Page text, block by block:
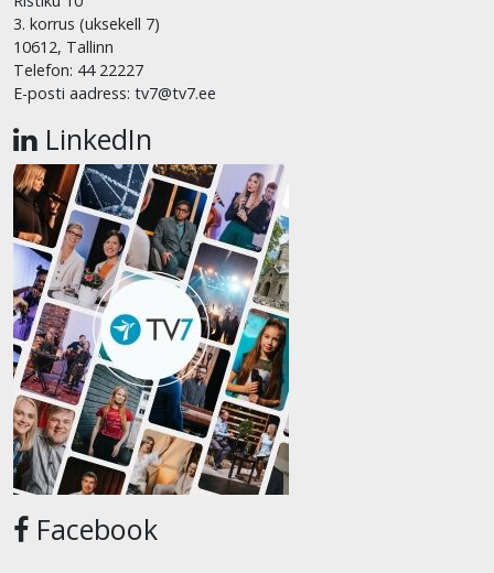
3. korrus (uksekell 7)
10612, Tallinn
Telefon: 44 22227
E-posti aadress: tv7@tv7.ee
LinkedIn
Facebook